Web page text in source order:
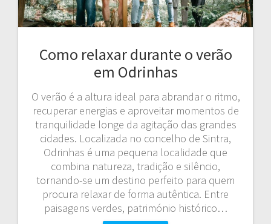
Como relaxar durante o verão
em Odrinhas
O verão é a altura ideal para abrandar o ritmo,
recuperar energias e aproveitar momentos de
tranquilidade longe da agitação das grandes
cidades. Localizada no concelho de Sintra,
Odrinhas é uma pequena localidade que
combina natureza, tradição e silêncio,
tornando-se um destino perfeito para quem
procura relaxar de forma autêntica. Entre
paisagens verdes, património histórico…